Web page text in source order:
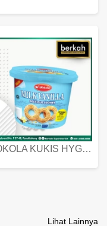
KOKOLA KUKIS HYGIENIC MILK VANILLA PACK 320 GR
Lihat Lainnya